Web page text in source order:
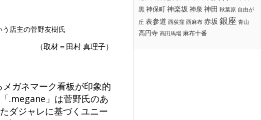
店主の菅野友樹氏
（取材＝田村 真理子）
ガネマーク看板が印象的
.megane」は菅野氏のあ
ダジャレに基づくユニー
黒神保町神楽坂 神泉 神田 秋葉原 自由が
丘 表参道 西荻窪 西麻布 赤坂 銀座 青山
高円寺 高田馬場 麻布十番